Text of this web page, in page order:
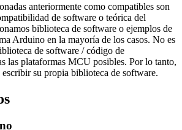
anteriormente como compatibles son
de software o teórica del
biblioteca de software o ejemplos de
Arduino en la mayoría de los casos. No es
de software / código de
las plataformas MCU posibles. Por lo tanto,
su propia biblioteca de software.